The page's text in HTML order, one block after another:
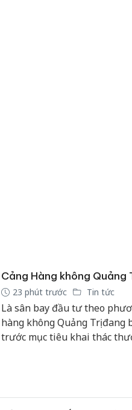
Cảng Hàng không
23 phút trước Tin tức
Là sân bay đầu tư theo
hàng không Quảng Trị đang
trước mục tiêu khai thác